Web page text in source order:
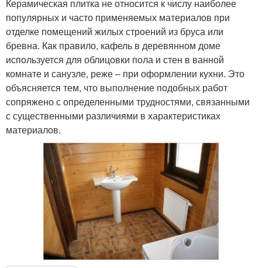
Керамическая плитка не относится к числу наиболее
популярных и часто применяемых материалов при
отделке помещений жилых строений из бруса или
бревна. Как правило, кафель в деревянном доме
используется для облицовки пола и стен в ванной
комнате и санузле, реже – при оформлении кухни. Это
объясняется тем, что выполнение подобных работ
сопряжено с определенными трудностями, связанными
с существенными различиями в характеристиках
материалов.